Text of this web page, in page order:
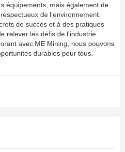
équipements, mais également de
de l'environnement.
de succès et à des pratiques
relever les défis de l'industrie
avec ME Mining, nous pouvons
durables pour tous.